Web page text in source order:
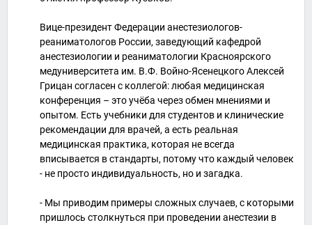
Вице-президент Федерации анестезиологов-
реаниматологов России, заведующий кафедрой
анестезиологии и реаниматологии Красноярского
медуниверситета им. В.Ф. Войно-Ясенецкого Алексей
Грицан согласен с коллегой: любая медицинская
конференция – это учёба через обмен мнениями и
опытом. Есть учебники для студентов и клинические
рекомендации для врачей, а есть реальная
медицинская практика, которая не всегда
вписывается в стандарты, потому что каждый человек
- не просто индивидуальность, но и загадка.
- Мы приводим примеры сложных случаев, с которыми
пришлось столкнуться при проведении анестезии в